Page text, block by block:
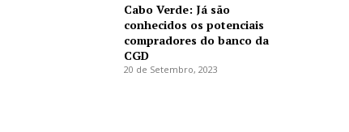
Cabo Verde: Já são
conhecidos os potenciais
compradores do banco da
CGD
20 de Setembro, 2023